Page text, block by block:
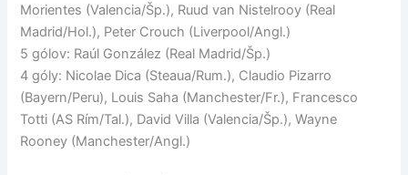
Morientes (Valencia/Šp.), Ruud van Nistelrooy (Real
Madrid/Hol.), Peter Crouch (Liverpool/Angl.)
5 gólov: Raúl González (Real Madrid/Šp.)
4 góly: Nicolae Dica (Steaua/Rum.), Claudio Pizarro
(Bayern/Peru), Louis Saha (Manchester/Fr.), Francesco
Totti (AS Rím/Tal.), David Villa (Valencia/Šp.), Wayne
Rooney (Manchester/Angl.)